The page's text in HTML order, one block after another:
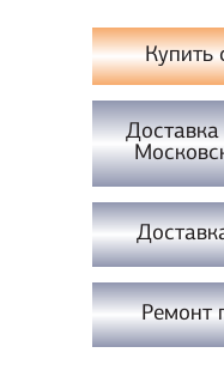
Купить
Ремонт